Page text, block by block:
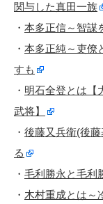
関与した真田一族
・ 本多正信～智謀
・ 本多正純～吏僚
すも
・ 明石全登とは【
武将】
・ 後藤又兵衛(後
る
・ 毛利勝永と毛利
・ 木村重成とは～